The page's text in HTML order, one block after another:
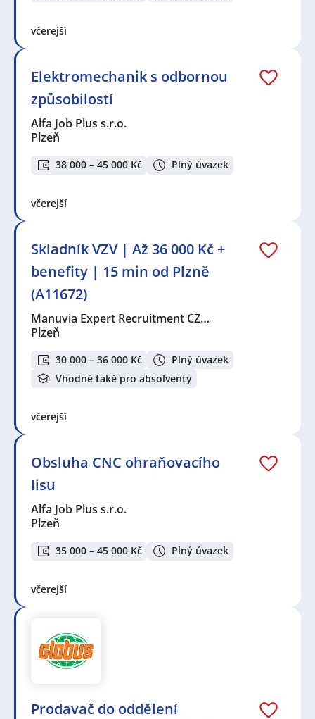
včerejší
Elektromechanik s odbornou
způsobilostí
Alfa Job Plus s.r.o.
Plzeň
38 000 – 45 000 Kč Plný úvazek
včerejší
Skladník VZV | Až 36 000 Kč +
benefity | 15 min od Plzně
(A11672)
Manuvia Expert Recruitment CZ…
Plzeň
30 000 – 36 000 Kč
Plný úvazek
Vhodné také pro absolventy
včerejší
Obsluha CNC ohraňovacího
lisu
Alfa Job Plus s.r.o.
Plzeň
35 000 – 45 000 Kč Plný úvazek
včerejší
Prodavač do oddělení